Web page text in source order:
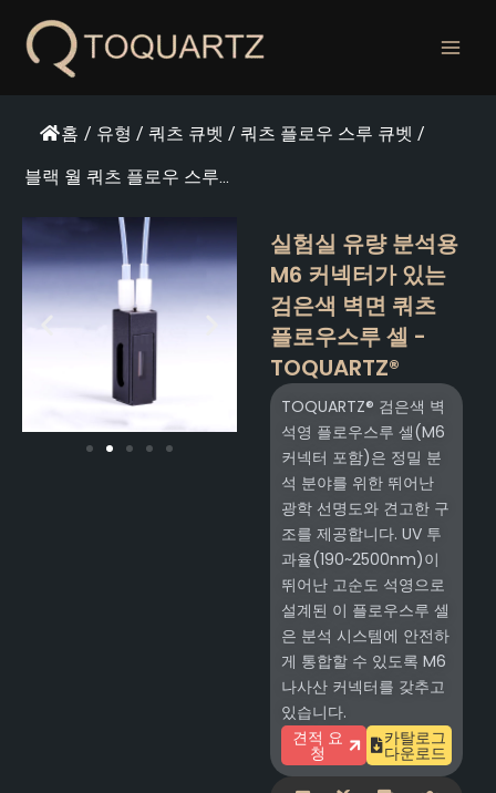
홈 / 유형 / 쿼츠 큐벳 / 쿼츠 플로우 스루 큐벳 /
블랙 월 쿼츠 플로우 스루...
실험실 유량 분석용
M6 커넥터가 있는
검은색 벽면 쿼츠
플로우스루 셀 -
TOQUARTZ®
TOQUARTZ® 검은색 벽
석영 플로우스루 셀(M6
커넥터 포함)은 정밀 분
석 분야를 위한 뛰어난
광학 선명도와 견고한 구
조를 제공합니다. UV 투
과율(190~2500nm)이
뛰어난 고순도 석영으로
설계된 이 플로우스루 셀
은 분석 시스템에 안전하
게 통합할 수 있도록 M6
나사산 커넥터를 갖추고
있습니다.
견적 요
청
카탈로그
다운로드